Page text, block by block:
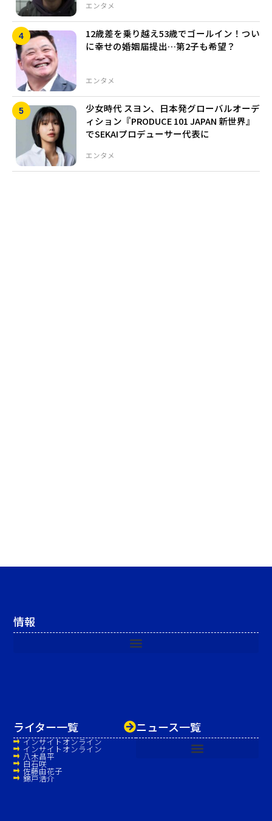
エンタメ
エンタメ
12歳差を乗り越え53歳でゴールイン！つい
に幸せの婚姻届提出…第2子も希望？
エンタメ
少女時代 スヨン、日本発グローバルオーデ
ィション『PRODUCE 101 JAPAN 新世界』
でSEKAIプロデューサー代表に
ニュース一覧
ライター一覧
インサイトオンライン
インサイトオンライン
八木昌平
白石咲
佐藤由花子
錦戸浩介
情報